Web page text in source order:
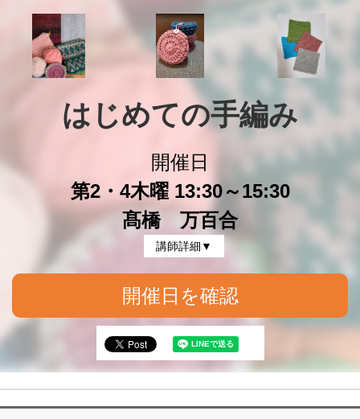
はじめての手編み
開催日
第2・4木曜 13:30～15:30
髙橋 万百合
講師詳細▼
開催日を確認